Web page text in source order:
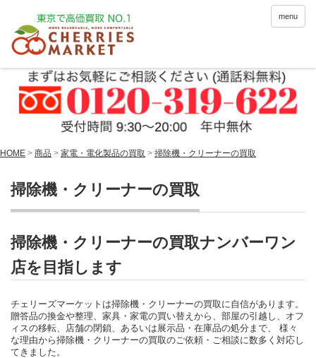
menu
HOME > 商品 > 家電・電化製品の買取 > 掃除機・クリーナーの買取
掃除機・クリーナーの買取
掃除機・クリーナーの買取ナンバーワン
店を目指します
チェリーズマーケットは掃除機・クリーナーの買取に自信があります。
贈答品の換金や整理、家具・家電の買い替えから、部屋の引越し、オフ
ィスの移転、店舗の閉鎖、あるいは展示品・在庫品の処分まで、 様々
な理由から掃除機・クリーナーの買取のご依頼・ご相談に数多く対応し
てきました。